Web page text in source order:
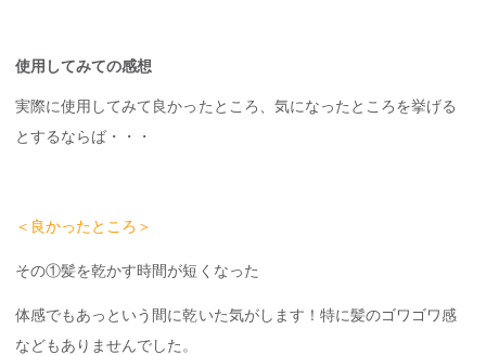
使用してみての感想
実際に使用してみて良かったところ、気になったところを挙げる
とするならば・・・
＜良かったところ＞
その①髪を乾かす時間が短くなった
体感でもあっという間に乾いた気がします！特に髪のゴワゴワ感
などもありませんでした。